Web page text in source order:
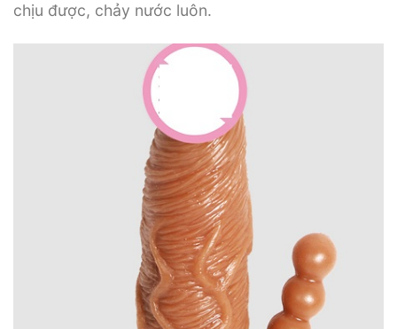
chịu được, chảy nước luôn.